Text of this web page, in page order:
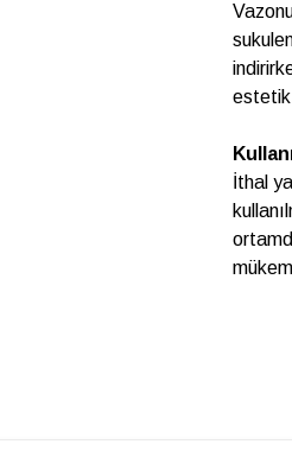
estetik
İthal